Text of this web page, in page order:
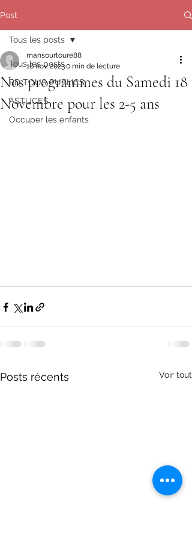
Post
Tous les posts
BD TOUS PUBLICS
ASTUCES
Occuper les enfants
Tous les posts
Nos programmes du Samedi 18
Novembre pour les 2-5 ans
mansourtoure88
16 nov. 20230 min de lecture
Posts récents Voir tout